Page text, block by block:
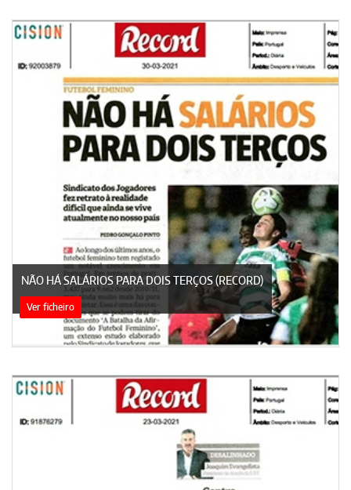
NÃO HÁ SALÁRIOS PARA DOIS TERÇOS (RECORD)
Ver ficheiro